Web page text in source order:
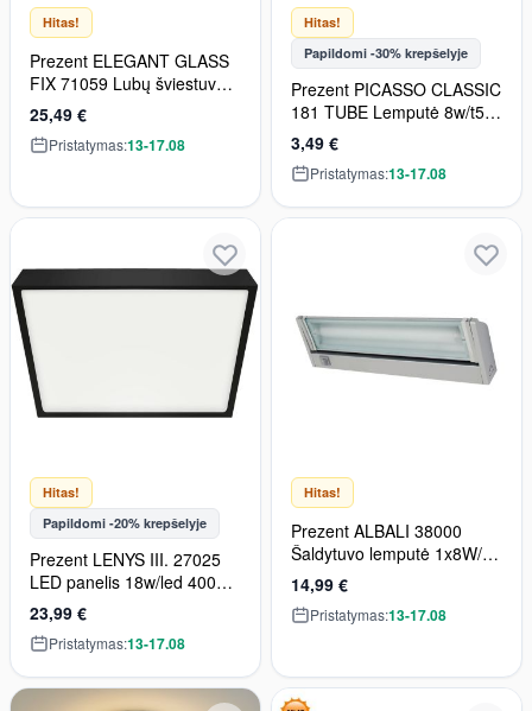
Hitas!
Prezent ELEGANT GLASS
FIX 71059 Lubų šviestuvas
1x33W/G9 IP20
25,49 €
Pristatymas:13-17.08
Hitas!
Papildomi -30% krepšelyje
Prezent PICASSO CLASSIC
181 TUBE Lemputė 8w/t5
2700k
3,49 €
Pristatymas:13-17.08
Hitas!
Papildomi -20% krepšelyje
Prezent LENYS III. 27025
LED panelis 18w/led 4000k
1800/1400lm ip20_ip44
23,99 €
Pristatymas:13-17.08
Hitas!
Prezent ALBALI 38000
Šaldytuvo lemputė 1x8W/T5
350lm IP20
14,99 €
Pristatymas:13-17.08